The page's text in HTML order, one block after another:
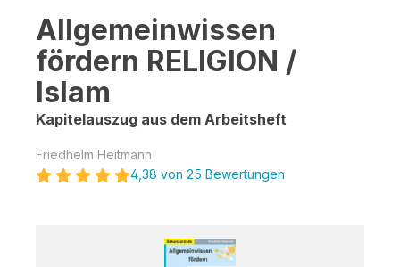
Allgemeinwissen
fördern RELIGION /
Islam
Kapitelauszug aus dem Arbeitsheft
Friedhelm Heitmann
4,38 von 25 Bewertungen